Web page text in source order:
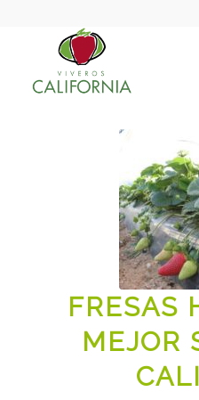
FRESAS
MEJOR